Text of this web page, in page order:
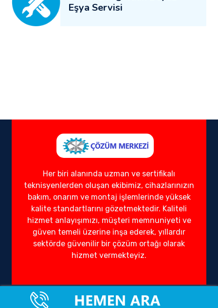
Eşya Servisi
Her biri alanında uzman ve sertifikalı
teknisyenlerden oluşan ekibimiz, cihazlarınızın
bakım, onarım ve montaj işlemlerinde yüksek
kalite standartlarını gözetmektedir. Kaliteli
hizmet anlayışımızı, müşteri memnuniyeti ve
güven temeli üzerine inşa ederek, yıllardır
sektörde güvenilir bir çözüm ortağı olarak
hizmet vermekteyiz.